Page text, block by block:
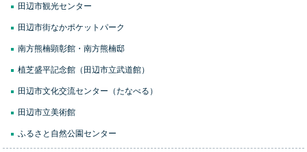
田辺市観光センター
田辺市街なかポケットパーク
南方熊楠顕彰館・南方熊楠邸
植芝盛平記念館（田辺市立武道館）
田辺市文化交流センター（たなべる）
田辺市立美術館
ふるさと自然公園センター